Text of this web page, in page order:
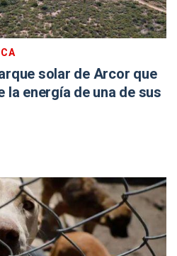
solar de Arcor que
la energía de una de sus